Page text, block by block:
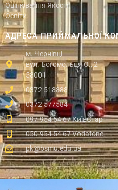
АДРЕСА ПРИЙМАЛЬНОЇ
м. Чернівці
вул. Богомольця О., 2
58001
0372 518888
0372 577584
097 954 54 67 КиївСтар
050 954 54 67 Vodafone
pk@bsmu.edu.ua
Оцінювання Якості
Освіти